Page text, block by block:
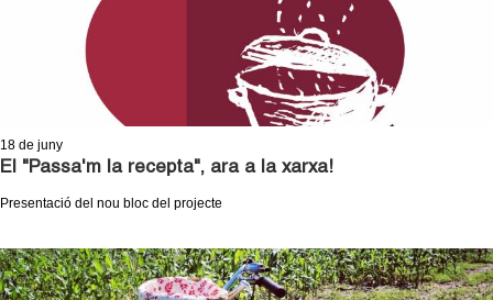
18 de juny
El "Passa'm la recepta", ara a la xarxa!
Presentació del nou bloc del projecte